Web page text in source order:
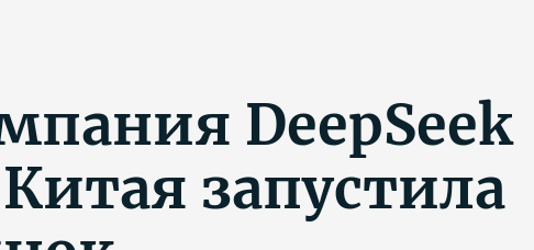
DeepSeek
запустила